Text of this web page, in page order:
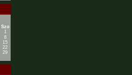
Szo
1
8
15
22
29